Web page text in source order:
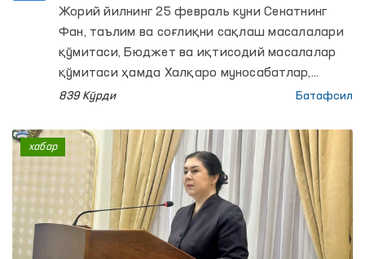
ҳуқуқларини таъминлаш
масалалари муҳокама қилинди
Жорий йилнинг 25 февраль куни Сенатнинг
Фан, таълим ва соғлиқни сақлаш масалалари
қўмитаси, Бюджет ва иқтисодий масалалар
қўмитаси ҳамда Халқаро муносабатлар,
ташқи иқтисодий алоқалар, хорижий
қўмитасининг қўшма мажлиси бўлиб ўтди.
839 Кўрди Батафсил
хабар